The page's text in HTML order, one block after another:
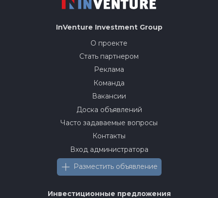
InVenture Investment Group
О проекте
Стать партнером
Реклама
Команда
Вакансии
Доска объявлений
Часто задаваемые вопросы
Контакты
Вход администратора
Разместить объявление
Инвестиционные предложения